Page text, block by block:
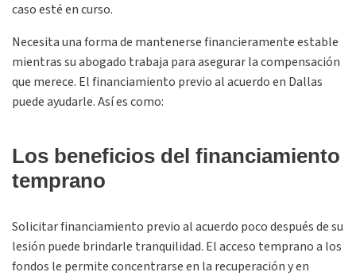
caso esté en curso.
Necesita una forma de mantenerse financieramente estable
mientras su abogado trabaja para asegurar la compensación
que merece. El financiamiento previo al acuerdo en Dallas
puede ayudarle. Así es como:
Los beneficios del financiamiento
temprano
Solicitar financiamiento previo al acuerdo poco después de su
lesión puede brindarle tranquilidad. El acceso temprano a los
fondos le permite concentrarse en la recuperación y en